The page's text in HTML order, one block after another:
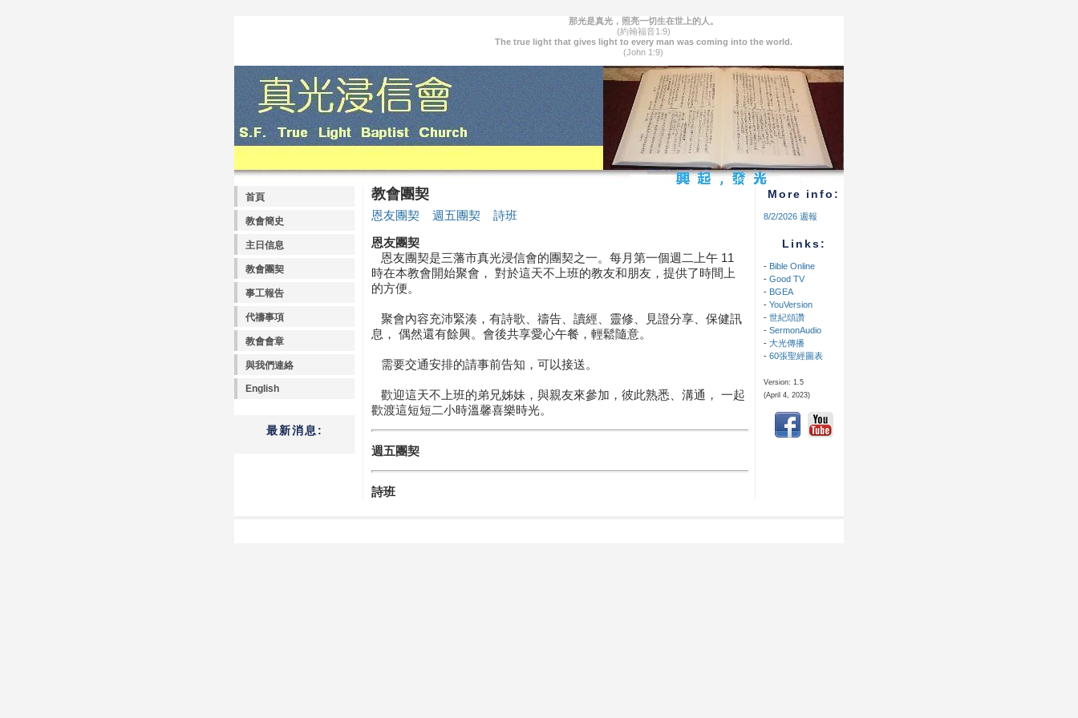
那光是真光，照亮一切生在世上的人。
(約翰福音1:9)
The true light that gives light to every man was coming into the world.
(John 1:9)
首頁
教會簡史
主日信息
教會團契
事工報告
代禱事項
教會會章
與我們連絡
English
最新消息:
More info:
8/2/2026 週報
Links:
- Bible Online
- Good TV
- BGEA
- YouVersion
- 世紀頌讚
- SermonAudio
- 大光傳播
- 60張聖經圖表
Version: 1.5
(April 4, 2023)
教會團契
恩友團契 週五團契 詩班
恩友團契
恩友團契是三藩市真光浸信會的團契之一。每月第一個週二上午 11
時在本教會開始聚會， 對於這天不上班的教友和朋友，提供了時間上
的方便。
聚會內容充沛緊湊，有詩歌、禱告、讀經、靈修、見證分享、保健訊
息， 偶然還有餘興。會後共享愛心午餐，輕鬆隨意。
需要交通安排的請事前告知，可以接送。
歡迎這天不上班的弟兄姊妹，與親友來參加，彼此熟悉、溝通， 一起
歡渡這短短二小時溫馨喜樂時光。
週五團契
詩班